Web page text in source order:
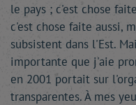
le pays ; c'est chose
c'est chose faite aussi,
subsistent dans l'Est.
importante que j'aie
en 2001 portait sur
transparentes. À mes